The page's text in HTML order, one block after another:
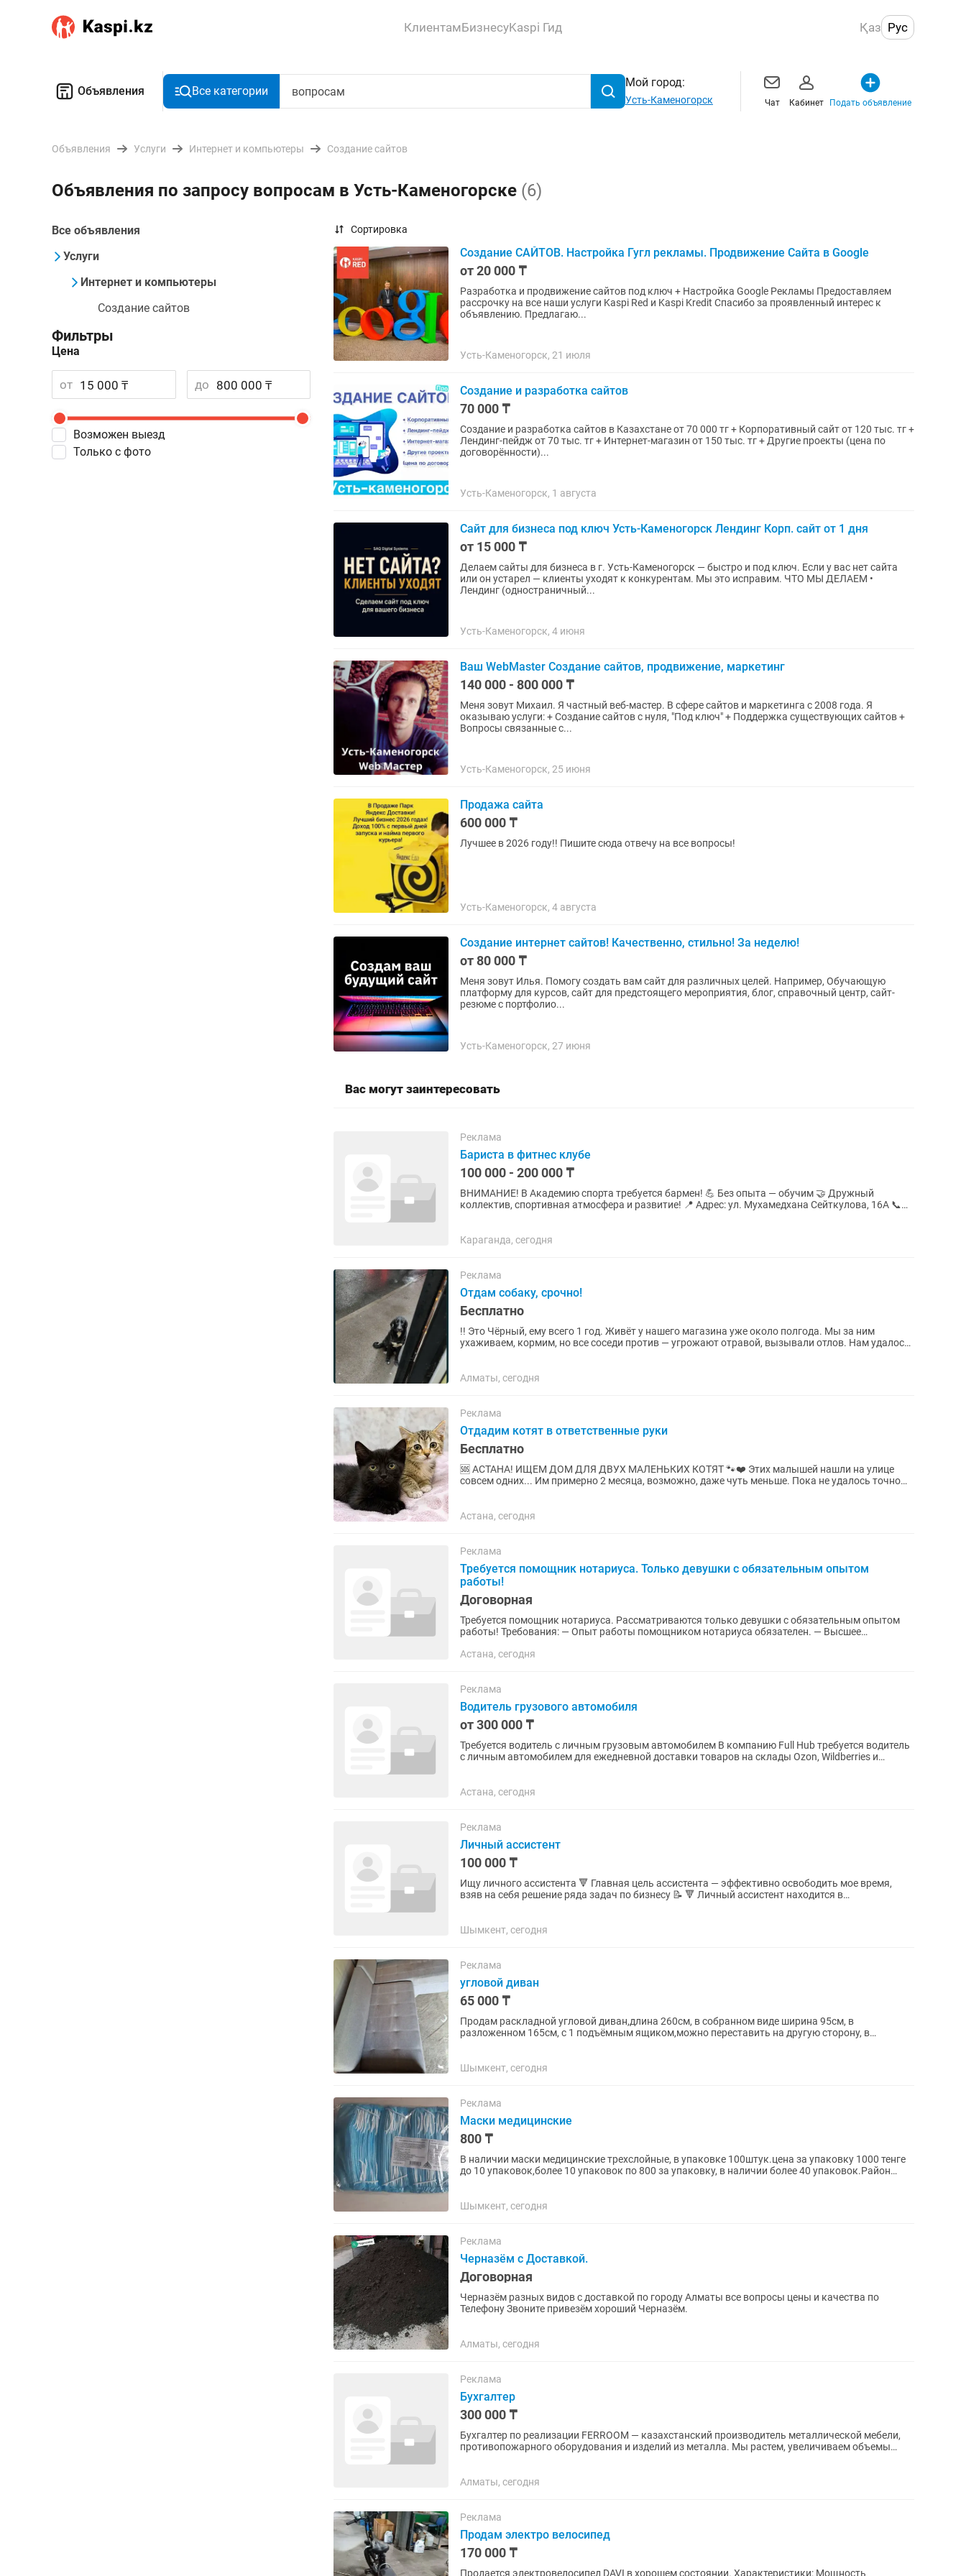
КлиентамБизнесуKaspi Гид Қаз Рус
Объявления Все категории
Мой город:
Усть-Каменогорск Чат Кабинет Подать объявление
Объявления Услуги Интернет и компьютеры Создание сайтов
Объявления по запросу вопросам в Усть-Каменогорске (6)
Все объявления
Услуги
Интернет и компьютеры
Создание сайтов
Фильтры
Цена
от до
Возможен выезд
Только с фото
Сортировка
Создание САЙТОВ. Настройка Гугл рекламы. Продвижение Сайта в Google
от 20 000 ₸
Разработка и продвижение сайтов под ключ + Настройка Google Рекламы Предоставляем
рассрочку на все наши услуги Kaspi Red и Kaspi Kredit Спасибо за проявленный интерес к
объявлению. Предлагаю...
Усть-Каменогорск, 21 июля
Создание и разработка сайтов
70 000 ₸
Создание и разработка сайтов в Казахстане от 70 000 тг + Корпоративный сайт от 120 тыс. тг +
Лендинг-пейдж от 70 тыс. тг + Интернет-магазин от 150 тыс. тг + Другие проекты (цена по
договорённости)...
Усть-Каменогорск, 1 августа
Сайт для бизнеса под ключ Усть-Каменогорск Лендинг Корп. сайт от 1 дня
от 15 000 ₸
Делаем сайты для бизнеса в г. Усть-Каменогорск — быстро и под ключ. Если у вас нет сайта
или он устарел — клиенты уходят к конкурентам. Мы это исправим. ЧТО МЫ ДЕЛАЕМ •
Лендинг (одностраничный...
Усть-Каменогорск, 4 июня
Ваш WebMaster Создание сайтов, продвижение, маркетинг
140 000 - 800 000 ₸
Меня зовут Михаил. Я частный веб-мастер. В сфере сайтов и маркетинга с 2008 года. Я
оказываю услуги: + Создание сайтов с нуля, "Под ключ" + Поддержка существующих сайтов +
Вопросы связанные с...
Усть-Каменогорск, 25 июня
Продажа сайта
600 000 ₸
Лучшее в 2026 году!! Пишите сюда отвечу на все вопросы!
Усть-Каменогорск, 4 августа
Создание интернет сайтов! Качественно, стильно! За неделю!
от 80 000 ₸
Меня зовут Илья. Помогу создать вам сайт для различных целей. Например, Обучающую
платформу для курсов, сайт для предстоящего мероприятия, блог, справочный центр, сайт-
резюме с портфолио...
Усть-Каменогорск, 27 июня
Вас могут заинтересовать
Реклама
Бариста в фитнес клубе
100 000 - 200 000 ₸
ВНИМАНИЕ! В Академию спорта требуется бармен! 💪 Без опыта — обучим 🤝 Дружный
коллектив, спортивная атмосфера и развитие! 📍 Адрес: ул. Мухамедхана Сейткулова, 16А 📞
Караганда, сегодня
Реклама
Отдам собаку, срочно!
Бесплатно
!!️ Это Чёрный, ему всего 1 год. Живёт у нашего магазина уже около полгода. Мы за ним
ухаживаем, кормим, но все соседи против — угрожают отравой, вызывали отлов. Нам удалось
Алматы, сегодня
Реклама
Отдадим котят в ответственные руки
Бесплатно
🆘 АСТАНА! ИЩЕМ ДОМ ДЛЯ ДВУХ МАЛЕНЬКИХ КОТЯТ 🐾❤️ Этих малышей нашли на улице
совсем одних... Им примерно 2 месяца, возможно, даже чуть меньше. Пока не удалось точно
Астана, сегодня
Реклама
Требуется помощник нотариуса. Только девушки с обязательным опытом
работы!
Договорная
Требуется помощник нотариуса. Рассматриваются только девушки с обязательным опытом
работы! Требования: — Опыт работы помощником нотариуса обязателен. — Высшее
Астана, сегодня
Реклама
Водитель грузового автомобиля
от 300 000 ₸
Требуется водитель с личным грузовым автомобилем В компанию Full Hub требуется водитель
с личным автомобилем для ежедневной доставки товаров на склады Ozon, Wildberries и
Астана, сегодня
Реклама
Личный ассистент
100 000 ₸
Ищу личного ассистента 🔻 Главная цель ассистента — эффективно освободить мое время,
взяв на себя решение ряда задач по бизнесу 📝 🔻 Личный ассистент находится в
Шымкент, сегодня
Реклама
угловой диван
65 000 ₸
Продам раскладной угловой диван,длина 260см, в собранном виде ширина 95см, в
разложенном 165см, с 1 подъёмным ящиком,можно переставить на другую сторону, в
Шымкент, сегодня
Реклама
Маски медицинские
800 ₸
В наличии маски медицинские трехслойные, в упаковке 100штук.цена за упаковку 1000 тенге
до 10 упаковок,более 10 упаковок по 800 за упаковку, в наличии более 40 упаковок.Район
Шымкент, сегодня
Реклама
Черназём с Доставкой.
Договорная
Черназём разных видов с доставкой по городу Алматы все вопросы цены и качества по
Телефону Звоните привезём хороший Черназём.
Алматы, сегодня
Реклама
Бухгалтер
300 000 ₸
Бухгалтер по реализации FERROOM — казахстанский производитель металлической мебели,
противопожарного оборудования и изделий из металла. Мы растем, увеличиваем объемы
Алматы, сегодня
Реклама
Продам электро велосипед
170 000 ₸
Продается электровелосипед DAVI в хорошем состоянии. Характеристики: Мощность